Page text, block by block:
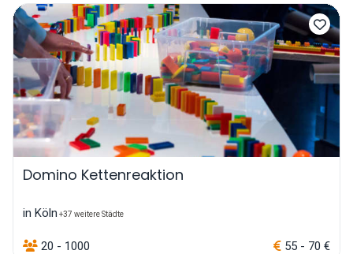
Domino Kettenreaktion
in Köln +37 weitere Städte
20 - 1000 55 - 70 €